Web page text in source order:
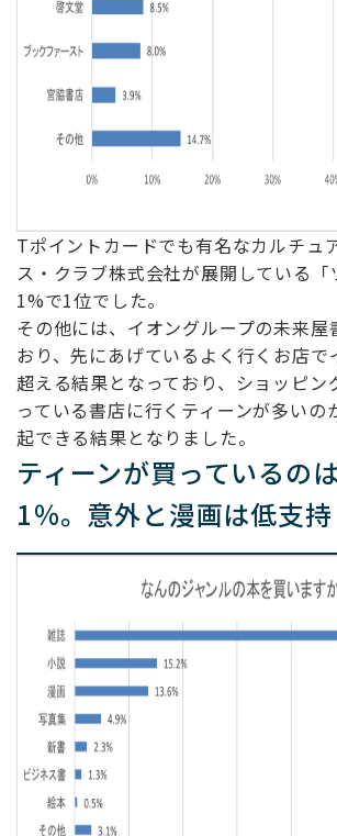
Tポイントカードでも有名なカルチュ
ス・クラブ株式会社が展開している「
1%で1位でした。
その他には、イオングループの未来屋
おり、先にあげているよく行くお店で
超える結果となっており、ショッピン
っている書店に行くティーンが多いの
起できる結果となりました。
ティーンが買っているの
1％。意外と漫画は低支持